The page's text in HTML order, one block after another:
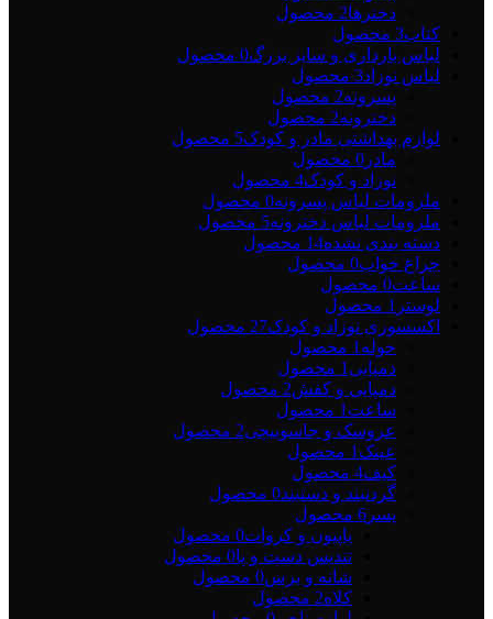
دخترها2 محصول
کتاب3 محصول
لباس بارداری و سایز بزرگ0 محصول
لباس نوزاد3 محصول
پسرونه2 محصول
دخترونه2 محصول
لوازم بهداشتی مادر و کودک5 محصول
مادر 0 محصول
نوزاد و کودک4 محصول
ملزومات لباس پسرونه0 محصول
ملزومات لباس دخترونه5 محصول
دسته بندی نشده14 محصول
چراغ خواب0 محصول
ساعت0 محصول
لوستر 1 محصول
اکسسوری نوزاد و کودک27 محصول
حوله 1 محصول
دمپایی 1 محصول
دمپایی و کفش2 محصول
ساعت 1 محصول
عروسک و جاسوییچی2 محصول
عینک 1 محصول
کیف4 محصول
گردنبند و دستبند0 محصول
پسر 6 محصول
پاپیون و کروات0 محصول
تندیس دست و پا0 محصول
شانه و برس0 محصول
کلاه2 محصول